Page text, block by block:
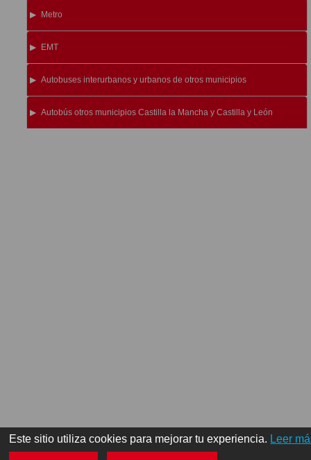
Este sitio utiliza cookies para mejorar tu experiencia. Leer
Metro
EMT
Autobuses interurbanos y urbanos de otros municipios
Autobús otros municipios Castilla la Mancha y Castilla y León